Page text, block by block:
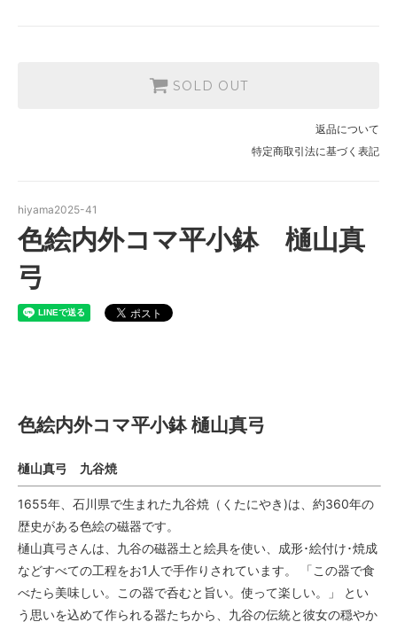
SOLD OUT
返品について
特定商取引法に基づく表記
hiyama2025-41
色絵内外コマ平小鉢 樋山真
弓
色絵内外コマ平小鉢 樋山真弓
樋山真弓 九谷焼
1655年、石川県で生まれた九谷焼（くたにやき)は、約360年の
歴史がある色絵の磁器です。
樋山真弓さんは、九谷の磁器土と絵具を使い、成形･絵付け･焼成
などすべての工程をお1人で手作りされています。 「この器で食
べたら美味しい。この器で呑むと旨い。使って楽しい。」 とい
う思いを込めて作られる器たちから、九谷の伝統と彼女の穏やか